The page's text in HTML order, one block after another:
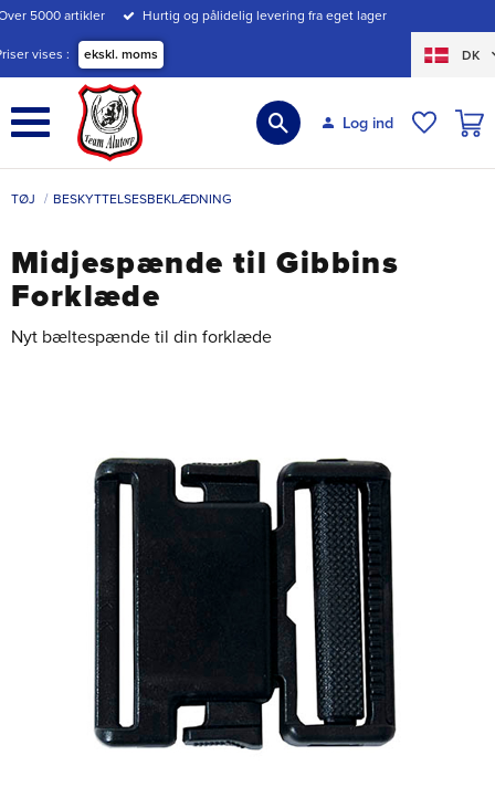
Menu
5000 artikler Hurtig og pålidelig levering fra eget lager
vises ekskl. moms DK
Log ind
TØJ BESKYTTELSESBEKLÆDNING
Midjespænde til Gibbins
Forklæde
Nyt bæltespænde til din forklæde